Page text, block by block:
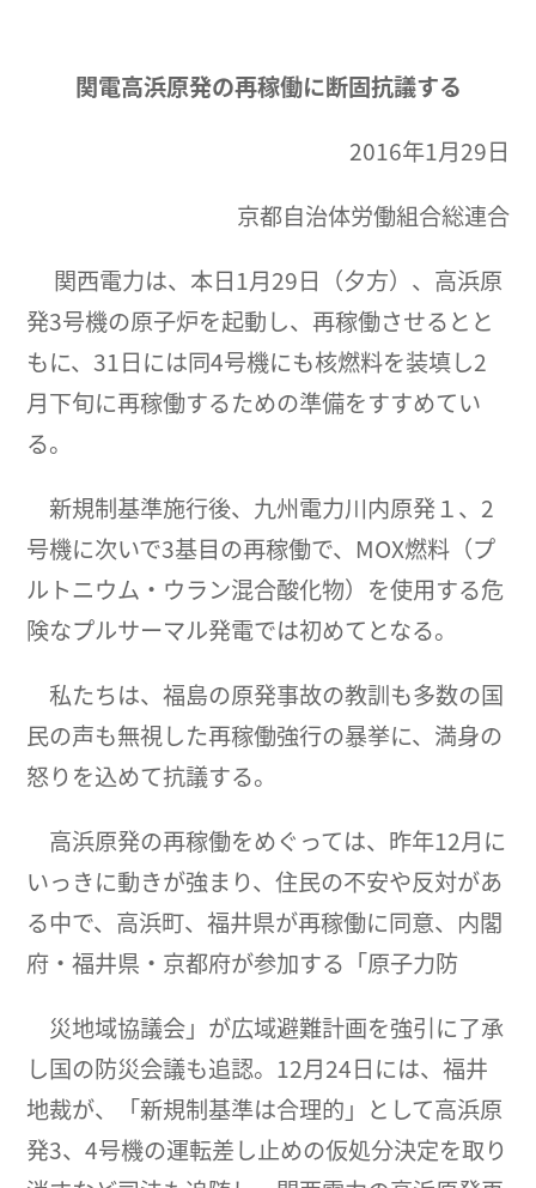
関電高浜原発の再稼働に断固抗議する
2016年1月29日
京都自治体労働組合総連合
関西電力は、本日1月29日（夕方）、高浜原
発3号機の原子炉を起動し、再稼働させるとと
もに、31日には同4号機にも核燃料を装填し2
月下旬に再稼働するための準備をすすめてい
る。
新規制基準施行後、九州電力川内原発１、2
号機に次いで3基目の再稼働で、MOX燃料（プ
ルトニウム・ウラン混合酸化物）を使用する危
険なプルサーマル発電では初めてとなる。
私たちは、福島の原発事故の教訓も多数の国
民の声も無視した再稼働強行の暴挙に、満身の
怒りを込めて抗議する。
高浜原発の再稼働をめぐっては、昨年12月に
いっきに動きが強まり、住民の不安や反対があ
る中で、高浜町、福井県が再稼働に同意、内閣
府・福井県・京都府が参加する「原子力防
災地域協議会」が広域避難計画を強引に了承
し国の防災会議も追認。12月24日には、福井
地裁が、「新規制基準は合理的」として高浜原
発3、4号機の運転差し止めの仮処分決定を取り